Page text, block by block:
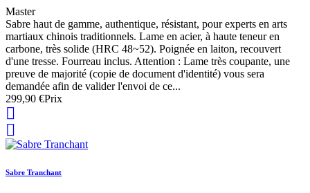
Master
Sabre haut de gamme, authentique, résistant, pour experts en arts
martiaux chinois traditionnels. Lame en acier, à haute teneur en
carbone, très solide (HRC 48~52). Poignée en laiton, recouvert
d'une tresse. Fourreau inclus. Attention : Lame très coupante, une
preuve de majorité (copie de document d'identité) vous sera
demandée afin de valider l'envoi de ce...
299,90 €Prix


Sabre Tranchant